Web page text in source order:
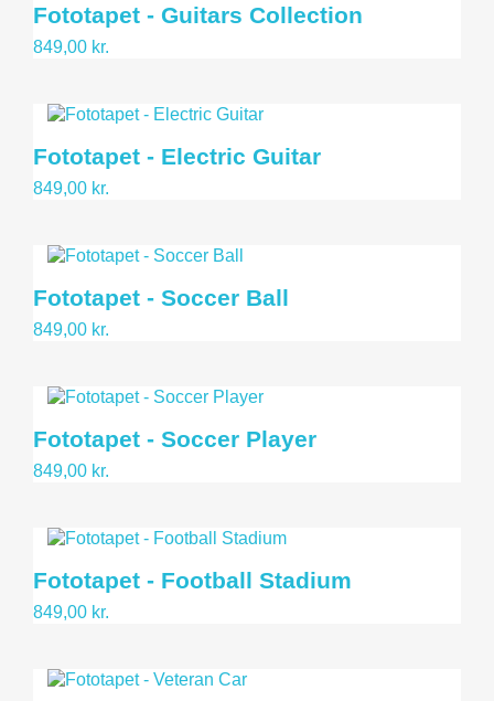
Fototapet - Guitars Collection
849,00 kr.
Fototapet - Electric Guitar
849,00 kr.
Fototapet - Soccer Ball
849,00 kr.
Fototapet - Soccer Player
849,00 kr.
Fototapet - Football Stadium
849,00 kr.